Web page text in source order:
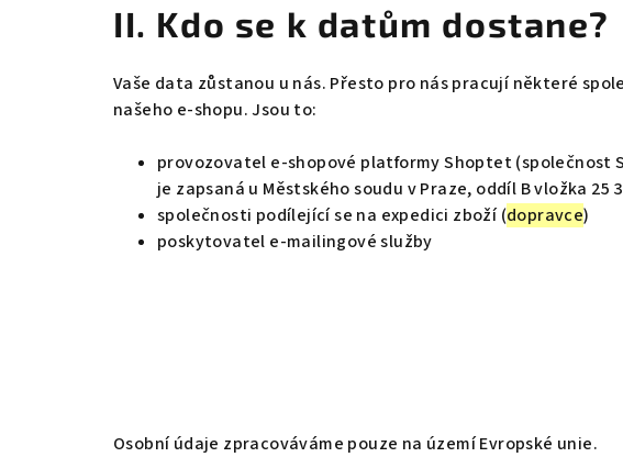
II. Kdo se k datům dostane?
Vaše data zůstanou u nás. Přesto pro nás pracují některé
našeho e-shopu. Jsou to:
provozovatel e-shopové platformy Shoptet (společnost
je zapsaná u Městského soudu v Praze, oddíl B vložka 25
společnosti podílející se na expedici zboží (dopravce)
poskytovatel e-mailingové služby
Osobní údaje zpracováváme pouze na území Evropské unie.